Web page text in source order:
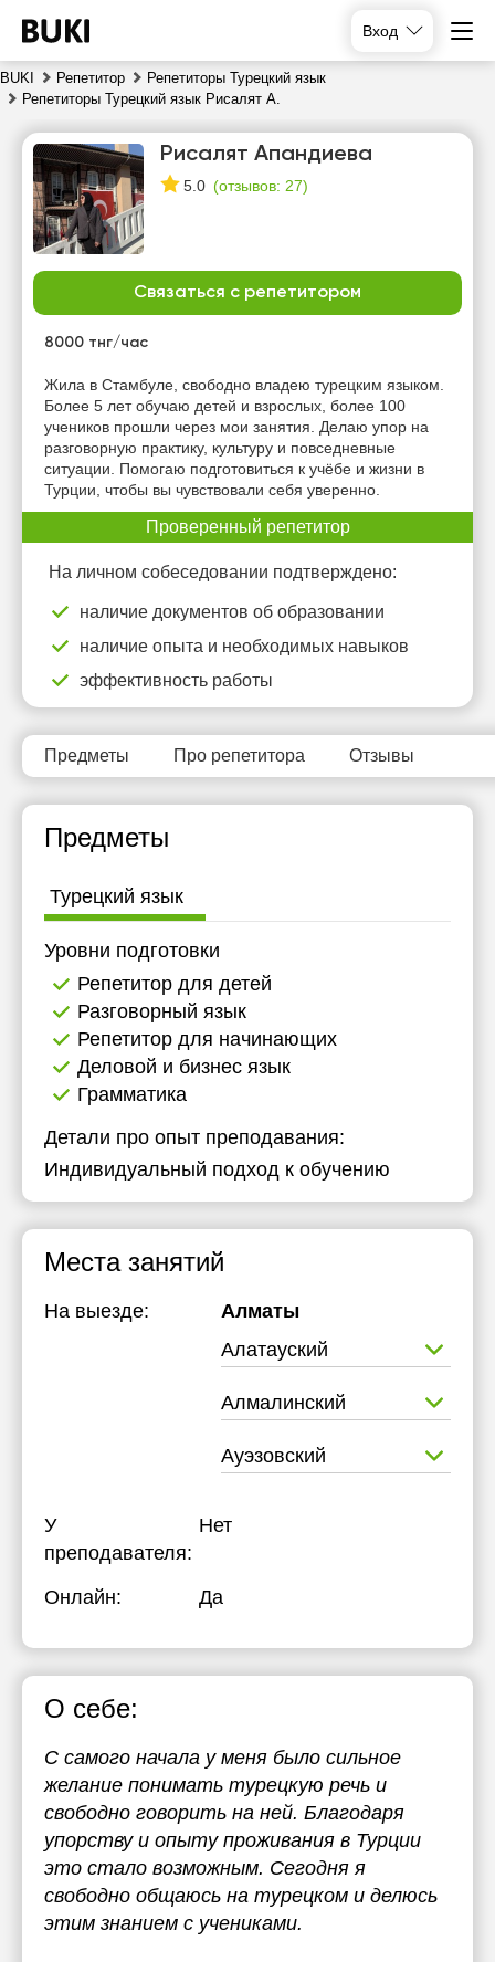
Вход
BUKI Репетитор
Репетиторы Турецкий язык
Репетиторы Турецкий язык Рисалят А.
Рисалят Апандиева
5.0 (отзывов: 27)
Связаться с репетитором
8000 тнг/час
Жила в Стамбуле, свободно владею турецким языком.
Более 5 лет обучаю детей и взрослых, более 100
учеников прошли через мои занятия. Делаю упор на
разговорную практику, культуру и повседневные
ситуации. Помогаю подготовиться к учёбе и жизни в
Турции, чтобы вы чувствовали себя уверенно.
Проверенный репетитор
На личном собеседовании подтверждено:
наличие документов об образовании
наличие опыта и необходимых навыков
эффективность работы
Предметы Про репетитора Отзывы
Предметы
Турецкий язык
Уровни подготовки
Репетитор для детей
Разговорный язык
Репетитор для начинающих
Деловой и бизнес язык
Грамматика
Детали про опыт преподавания:
Индивидуальный подход к обучению
Места занятий
На выезде:
Алматы
Алатауский
Алмалинский
Ауэзовский
У
преподавателя:
Нет
Онлайн: Да
О себе:
С самого начала у меня было сильное
желание понимать турецкую речь и
свободно говорить на ней. Благодаря
упорству и опыту проживания в Турции
это стало возможным. Сегодня я
свободно общаюсь на турецком и делюсь
этим знанием с учениками.
сб
вс
Нет
свободных
часов
Нет
свободных
часов
Нет
свободных
часов
Нет
свободных
часов